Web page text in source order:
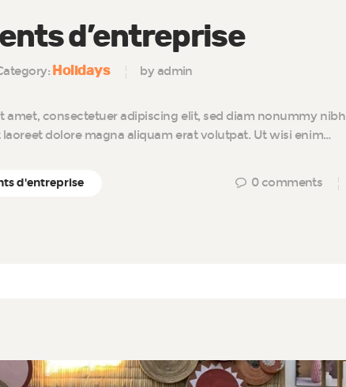
d’entreprise
Holidays by admin
amet, consectetuer adipiscing elit, sed diam nonummy nibh
dolore magna aliquam erat volutpat. Ut wisi enim…
d'entreprise 0 comments